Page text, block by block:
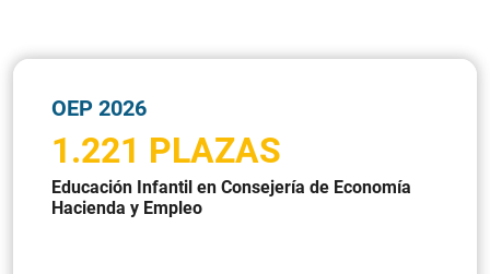
OEP 2026
1.221 PLAZAS
Educación Infantil en Consejería de Economía
Hacienda y Empleo